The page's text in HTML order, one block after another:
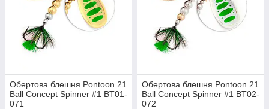
Обертова блешня Pontoon 21
Ball Concept Spinner #1 BT01-
071
Обертова блешня Pontoon 21
Ball Concept Spinner #1 BT02-
072